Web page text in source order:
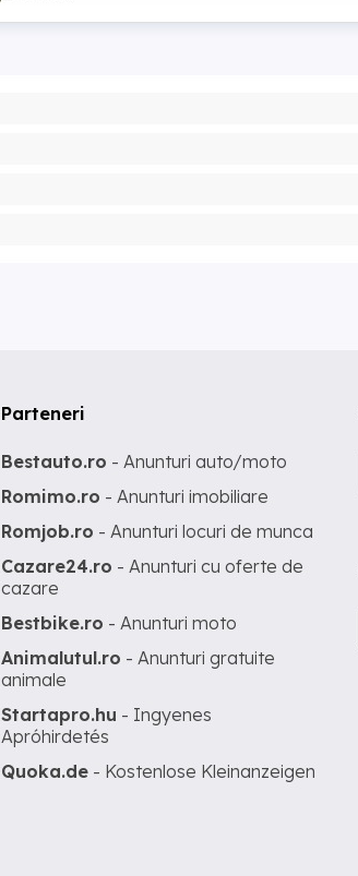
Parteneri
Bestauto.ro - Anunturi auto/moto
Romimo.ro - Anunturi imobiliare
Romjob.ro - Anunturi locuri de munca
Cazare24.ro - Anunturi cu oferte de
cazare
Bestbike.ro - Anunturi moto
Animalutul.ro - Anunturi gratuite
animale
Startapro.hu - Ingyenes
Apróhirdetés
Quoka.de - Kostenlose Kleinanzeigen